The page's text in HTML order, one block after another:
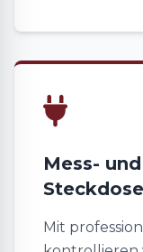
Mess-
Mit